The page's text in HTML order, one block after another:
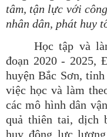
tâm, tận lực với
nhân dân, phát huy
Học tập và
đoạn 2020 - 2025,
huyện Bắc Sơn,
việc học và làm
các mô hình dân
quả thiên tai, dịch
huy động lực